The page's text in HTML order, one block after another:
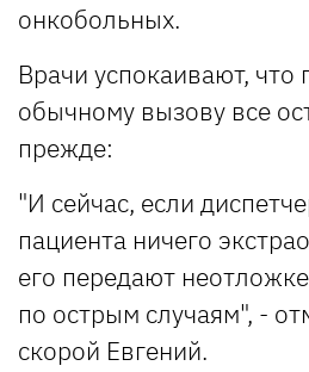
онкобольных.
Врачи успокаивают,
обычному вызову все
прежде:
"И сейчас, если
пациента ничего
его передают
по острым случаям", -
скорой Евгений.